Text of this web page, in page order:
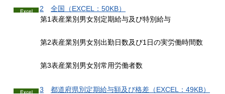
2 全国（EXCEL：50KB）
第1表産業別男女別定期給与及び特別給与
第2表産業別男女別出勤日数及び1日の実労働時間数
第3表産業別男女別常用労働者数
3 都道府県別定期給与額及び格差（EXCEL：49KB）